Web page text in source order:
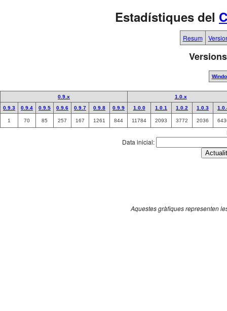
Estadístiques del
Resum
0.9.x
1.0.x
0.9.3
0.9.4 0.9.5 0.9.6 0.9.7 0.9.8 0.9.9 1.0.0 1.0.1 1.0.2 1.0.3
1 70 85 257 167 1261 844 11784 2093 3772 2036
Data inicial:
Aquestes gràfiques representen